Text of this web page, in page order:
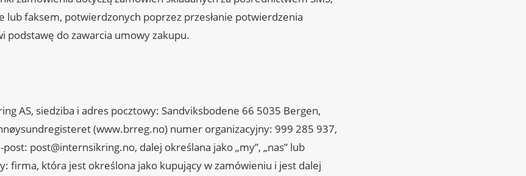
lub faksem, potwierdzonych poprzez przesłanie potwierdzenia
podstawę do zawarcia umowy zakupu.
AS, siedziba i adres pocztowy: Sandviksbodene 66 5035 Bergen,
(www.brreg.no) numer organizacyjny: 999 285 937,
post@internsikring.no, dalej określana jako „my”, „nas” lub
firma, która jest określona jako kupujący w zamówieniu i jest dalej